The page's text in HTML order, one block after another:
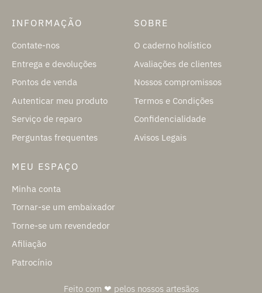
INFORMAÇÃO
Contate-nos
Entrega e devoluções
Pontos de venda
Autenticar meu produto
Serviço de reparo
Perguntas frequentes
SOBRE
O caderno holístico
Avaliações de clientes
Nossos compromissos
Termos e Condições
Confidencialidade
Avisos Legais
MEU ESPAÇO
Minha conta
Tornar-se um embaixador
Torne-se um revendedor
Afiliação
Patrocínio
Feito com ❤ pelos nossos artesãos